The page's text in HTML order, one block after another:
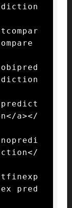
a></
pred